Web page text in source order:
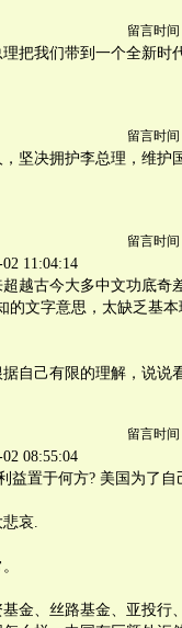
留言时间
把我们带到一个全新时
留言时间
坚决拥护李总理，维护
留言时间
11:04:14
越古今大多中文功底奇
的文字意思，太缺乏基
自己有限的理解，说说
留言时间
08:55:04
益置于何方? 美国为了
哀.
金、丝路基金、亚投行